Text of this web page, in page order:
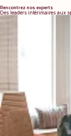
Rencontrez nos experts
Des leaders intérimaires aux